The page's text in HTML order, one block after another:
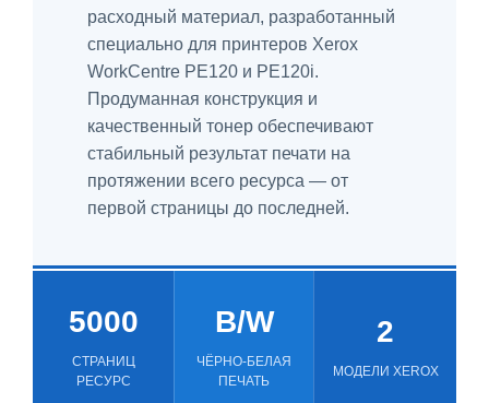
расходный материал, разработанный
специально для принтеров Xerox
WorkCentre PE120 и PE120i.
Продуманная конструкция и
качественный тонер обеспечивают
стабильный результат печати на
протяжении всего ресурса — от
первой страницы до последней.
5000
СТРАНИЦ
РЕСУРС
B/W
ЧЁРНО-БЕЛАЯ
ПЕЧАТЬ
2
МОДЕЛИ XEROX